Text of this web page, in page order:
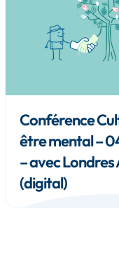
Conférence
être mental –
– avec Londres
(digital)